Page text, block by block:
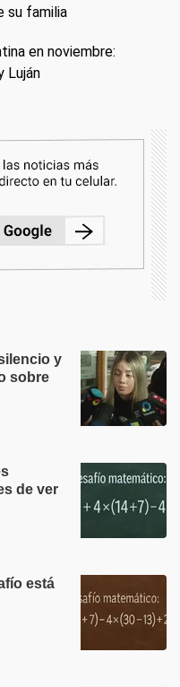
su familia
en noviembre:
Luján
y
sobre
de ver
está